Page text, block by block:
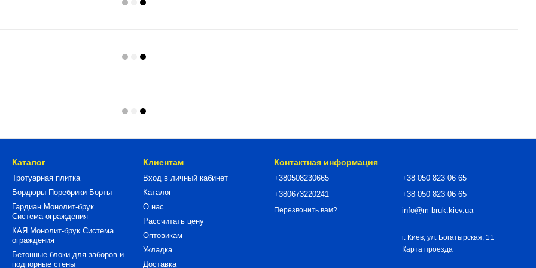
Каталог
Тротуарная плитка
Бордюры Поребрики Борты
Гардиан Монолит-брук
Система ограждения
КАЯ Монолит-брук Система
ограждения
Бетонные блоки для заборов и
подпорные стены
Клиентам
Вход в личный кабинет
Каталог
О нас
Рассчитать цену
Оптовикам
Укладка
Доставка
Контактная информация
+380508230665
+380673220241
Перезвонить вам?
+38 050 823 06 65
+38 050 823 06 65
info@m-bruk.kiev.ua
г. Киев, ул. Богатырская, 11
Карта проезда